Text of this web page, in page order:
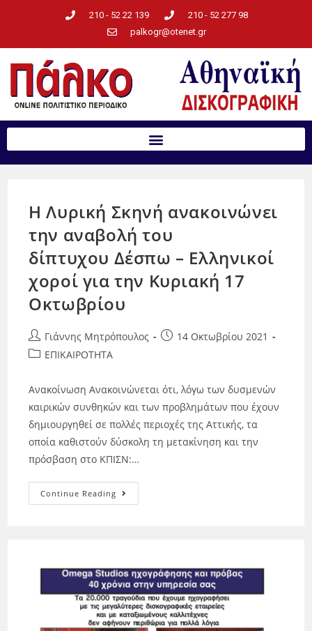
210 - 52 22 139
210 - 52 277 98
palkogr@otenet.gr
H Λυρική Σκηνή ανακοινώνει
την αναβολή του
δίπτυχου Δέσπω – Ελληνικοί
χοροί για την Κυριακή 17
Οκτωβρίου
Γιάννης Μητρόπουλος
14 Οκτωβρίου 2021
ΕΠΙΚΑΙΡΟΤΗΤΑ
Ανακοίνωση Ανακοινώνεται ότι, λόγω των δυσμενών
καιρικών συνθηκών και των προβλημάτων που έχουν
δημιουργηθεί σε πολλές περιοχές της Αττικής, τα
οποία καθιστούν δύσκολη τη μετακίνηση και την
πρόσβαση στο ΚΠΙΣΝ:…
Continue Reading